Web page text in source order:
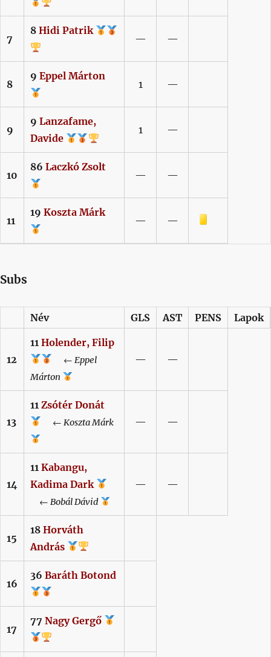
7
8 Hidi Patrik
— —
8
9 Eppel Márton
1 —
9
9 Lanzafame,
Davide
1 —
10
86 Laczkó Zsolt
— —
11
19 Koszta Márk
— —
Sárga lap
Subs
Név GLS AST PENS Lapok
12
11 Holender, Filip
←Eppel
Márton
— —
13
11 Zsótér Donát
← KosztaMárk — —
14
11 Kabangu,
Kadima Dark
← BobálDávid
— —
15
18 Horváth
András
16
36 Baráth Botond
17
77 Nagy Gergő